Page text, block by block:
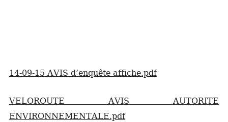
14-09-15 AVIS d’enquête affiche.pdf
VELOROUTE AVIS AUTORITE
ENVIRONNEMENTALE.pdf